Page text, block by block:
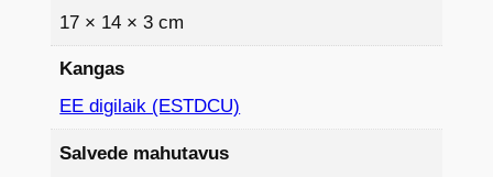
17 × 14 × 3 cm
Kangas
EE digilaik (ESTDCU)
Salvede mahutavus